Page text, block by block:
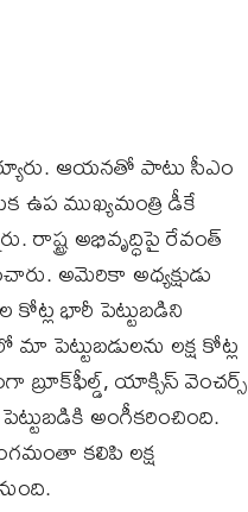
ఆయనతో పాటు సీఎం
ఉప ముఖ్యమంత్రి డీకే
అభివృద్ధిపై రేవంత్
అమెరికా అధ్యక్షుడు
కోట్ల భారీ పెట్టుబడిని
లక్ష కోట్ల
బ్రూక్‌ఫీల్డ్, యాక్సిస్ వెంచర్స్
అంగీకరించింది.
కలిపి లక్ష